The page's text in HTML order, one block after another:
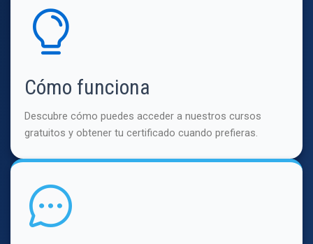
Cómo funciona
Descubre cómo puedes acceder a nuestros cursos
gratuitos y obtener tu certificado cuando prefieras.